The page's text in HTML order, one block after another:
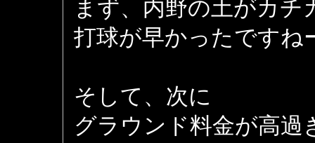
まず、内野の土がカ
打球が早かったですね
そして、次に
グラウンド料金が高過